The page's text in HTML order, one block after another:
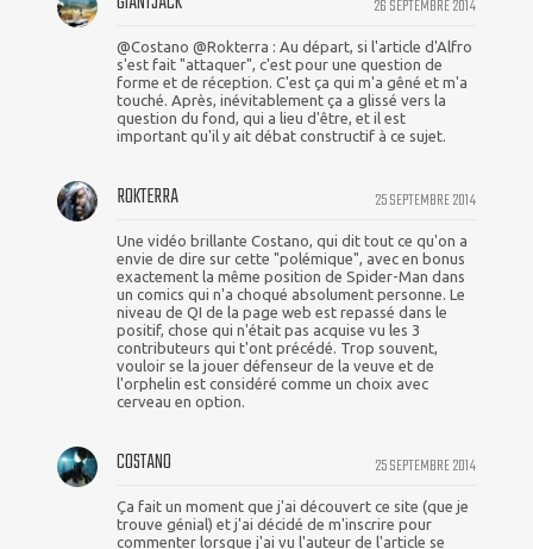
26 SEPTEMBRE 2014
@Costano @Rokterra : Au départ, si l'article d'Alfro
s'est fait "attaquer", c'est pour une question de
forme et de réception. C'est ça qui m'a gêné et m'a
touché. Après, inévitablement ça a glissé vers la
question du fond, qui a lieu d'être, et il est
important qu'il y ait débat constructif à ce sujet.
25 SEPTEMBRE 2014
ROKTERRA
Une vidéo brillante Costano, qui dit tout ce qu'on a
envie de dire sur cette "polémique", avec en bonus
exactement la même position de Spider-Man dans
un comics qui n'a choqué absolument personne. Le
niveau de QI de la page web est repassé dans le
positif, chose qui n'était pas acquise vu les 3
contributeurs qui t'ont précédé. Trop souvent,
vouloir se la jouer défenseur de la veuve et de
l'orphelin est considéré comme un choix avec
cerveau en option.
25 SEPTEMBRE 2014
COSTANO
Ça fait un moment que j'ai découvert ce site (que je
trouve génial) et j'ai décidé de m'inscrire pour
commenter lorsque j'ai vu l'auteur de l'article se